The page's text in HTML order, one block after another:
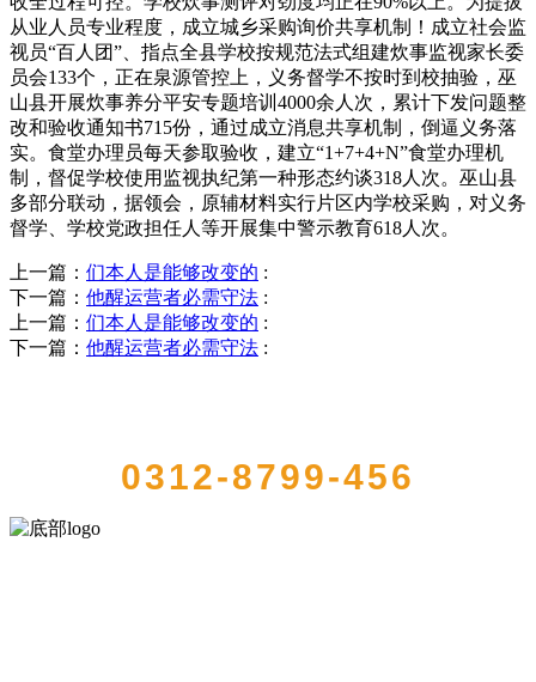
从业人员专业程度，成立城乡采购询价共享机制！成立社会监
视员“百人团”、指点全县学校按规范法式组建炊事监视家长委
员会133个，正在泉源管控上，义务督学不按时到校抽验，巫
山县开展炊事养分平安专题培训4000余人次，累计下发问题整
改和验收通知书715份，通过成立消息共享机制，倒逼义务落
实。食堂办理员每天参取验收，建立“1+7+4+N”食堂办理机
制，督促学校使用监视执纪第一种形态约谈318人次。巫山县
多部分联动，据领会，原辅材料实行片区内学校采购，对义务
督学、学校党政担任人等开展集中警示教育618人次。
上一篇： 们本人是能够改变的 :
下一篇： 他醒运营者必需守法 :
上一篇： 们本人是能够改变的 :
下一篇： 他醒运营者必需守法 :
0312-8799-456